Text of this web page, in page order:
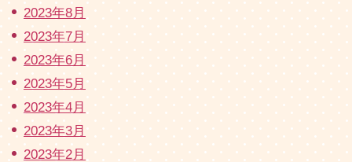
2023年8月
2023年7月
2023年6月
2023年5月
2023年4月
2023年3月
2023年2月